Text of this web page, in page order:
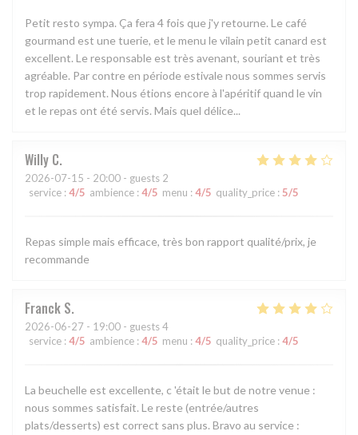
Petit resto sympa. Ça fera 4 fois que j'y retourne. Le café
gourmand est une tuerie, et le menu le vilain petit canard est
excellent. Le responsable est très avenant, souriant et très
agréable. Par contre en période estivale nous sommes servis
trop rapidement. Nous étions encore à l'apéritif quand le vin
et le repas ont été servis. Mais quel délice...
Willy C
2026-07-15 - 20:00 - guests 2
service : 4/5 ambience : 4/5 menu : 4/5 quality_price : 5/5
Repas simple mais efficace, très bon rapport qualité/prix, je
recommande
Franck S
2026-06-27 - 19:00 - guests 4
service : 4/5 ambience : 4/5 menu : 4/5 quality_price : 4/5
La beuchelle est excellente, c 'était le but de notre venue :
nous sommes satisfait. Le reste (entrée/autres
plats/desserts) est correct sans plus. Bravo au service :